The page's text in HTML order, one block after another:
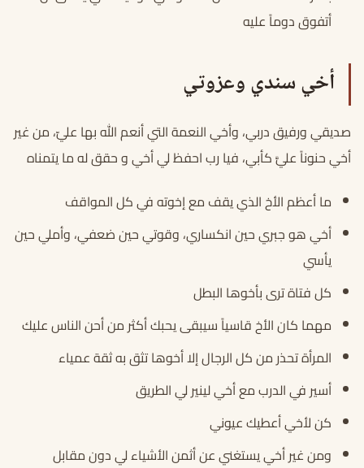
أتفوق دوماً عليه
أخي سندي وعزوتي
صديقي ورفيق دربي، وأخي النعمة التي أنعم الله بها عليّ، من غير
أخي حنوناً عليَّ كأبي، فيا رب احفظ لي أخي و حقق له ما يتمناه
ما أعظم الأخ الذي يقف مع إخوته في كل المواقف
أخي هو جبري حين انكساري، وقوتي حين ضعفي، وأملي حين
يأسي
كل فتاة ترى بأخوها البطل
مهما كان الأخ قاسياً سيبقى يحبك أكثر من أحن الناس عليك
المرأة تحذر من كل الرجال إلا أخوها تثق به ثقة عمياء
أسير في الدرب مع أخي لينير لي الطريق
كن لأخي أعطيك عيوني
ومن غير أخي يستغني عن أثمن الأشياء لي دون مقابل